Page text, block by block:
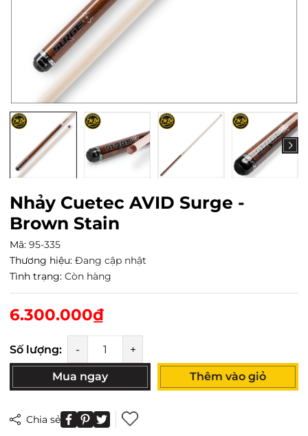
Nhảy Cuetec AVID Surge -
Brown Stain
Mã: 95-335
Thương hiệu: Đang cập nhật
Tình trạng: Còn hàng
6.300.000₫
Số lượng: - +
Mua ngay Thêm vào giỏ
Chia sẻ